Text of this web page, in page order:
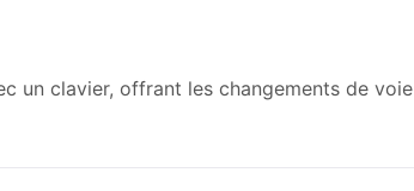
un clavier, offrant les changements de voie